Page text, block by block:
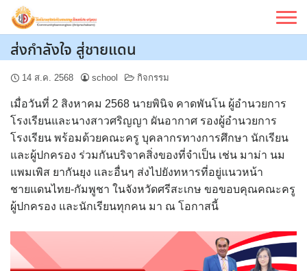
Skip
content
ส่งกำลังใจ สู่ชายแดน
14 ส.ค. 2568 school กิจกรรม
เมื่อวันที่ 2 สิงหาคม 2568 นายพินิจ คาดพันโน ผู้อำนวยการ
โรงเรียนและนางสาวศริญญา ผันอากาศ รองผู้อำนวยการ
โรงเรียน พร้อมด้วยคณะครู บุคลากรทางการศึกษา นักเรียน
และผู้ปกครอง ร่วมกันบริจาคสิ่งของที่จำเป็น เช่น มาม่า นม
แพมเพิส ยากันยุง และอื่นๆ ส่งไปยังทหารที่อยู่แนวหน้า
ชายแดนไทย-กัมพูชา ในจังหวัดศรีสะเกษ ขอขอบคุณคณะครู
ผู้ปกครอง และนักเรียนทุกคน มา ณ โอกาสนี้